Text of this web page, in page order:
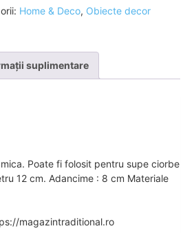
Home & Deco, Obiecte decor
suplimentare
Poate fi folosit pentru supe ciorbe
12 cm. Adancime : 8 cm Materiale
magazintraditional.ro